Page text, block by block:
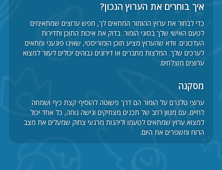
איך בוחרים את הערוץ הנכון?
כדי לבחור את ערוץ ההומור המתאים לך, חפש ערוצים שמתאימים
לטעם האישי שלך בסוגי הומור. בדוק את איכות התוכן ותדירות
העדכונים. וודא שהערוץ מציע תוכן הומוריסטי, שאינו פוגעני ומתאים
לערכים שלך. המלצות מחברים או דירוגים גבוהים יכולים לעזור למצוא
ערוצים מוצלחים.
מסקנה
ערוצי טלגרם על הומור הם דרך פשוטה להוסיף קצת כיף ושמחה
לחיים. עם מגוון רחב של תכנים מצחיקים וגישה נוחה, כל אחד יכול
למצוא ערוץ שמתאים לטעמו וליהנות מרגעי צחוק שמעלים את מצב
הרוח ומשפרים את היום.